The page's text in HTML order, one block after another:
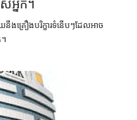
អ្នក។
គ្រឿងបរិក្ខារទំនើបៗដែលអាច